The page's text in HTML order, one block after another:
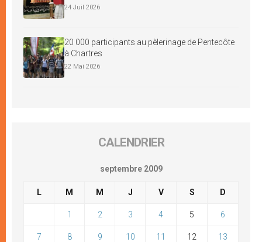
24 Juil 2026
20 000 participants au pèlerinage de Pentecôte
à Chartres
22 Mai 2026
CALENDRIER
septembre 2009
L M M J V S D
1 2 3 4 5 6
7 8 9 10 11 12 13